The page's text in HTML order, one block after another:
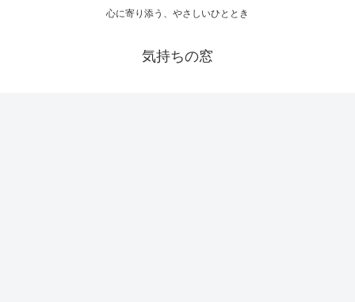
心に寄り添う、やさしいひととき
気持ちの窓